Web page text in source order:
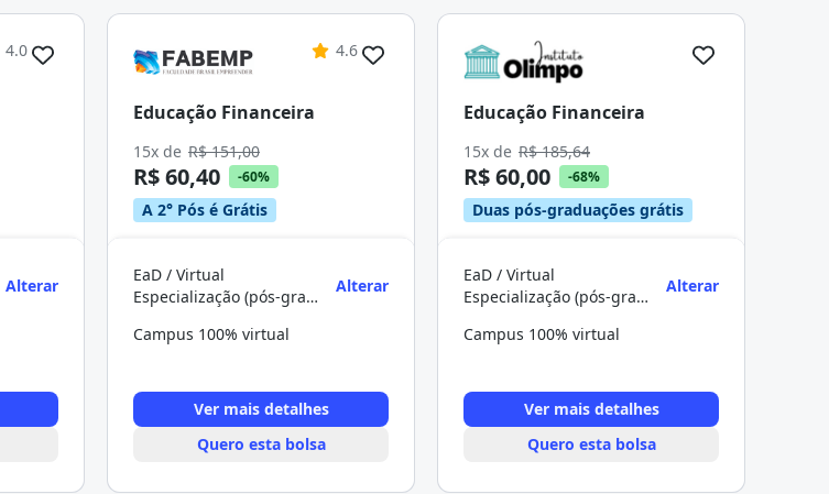
4.0
Alterar
4.6
Educação Financeira
15x de R$ 151,00
R$ 60,40 -60%
A 2° Pós é Grátis
EaD / Virtual
Especialização (pós-graduação)
Alterar
Campus 100% virtual
Ver mais detalhes
Quero esta bolsa
Educação Financeira
15x de R$ 185,64
R$ 60,00 -68%
Duas pós-graduações grátis
EaD / Virtual
Especialização (pós-graduação)
Alterar
Campus 100% virtual
Ver mais detalhes
Quero esta bolsa